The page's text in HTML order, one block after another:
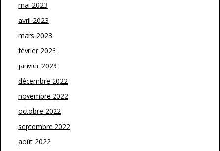
mai 2023
avril 2023
mars 2023
février 2023
janvier 2023
décembre 2022
novembre 2022
octobre 2022
septembre 2022
août 2022